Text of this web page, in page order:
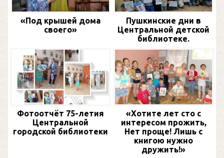
«Под крышей дома
своего»
Пушкинские дни в
Центральной детской
библиотеке.
Фотоотчёт 75-летия
Центральной
городской библиотеки
«Хотите лет сто с
интересом прожить,
Нет проще! Лишь с
книгою нужно
дружить!»